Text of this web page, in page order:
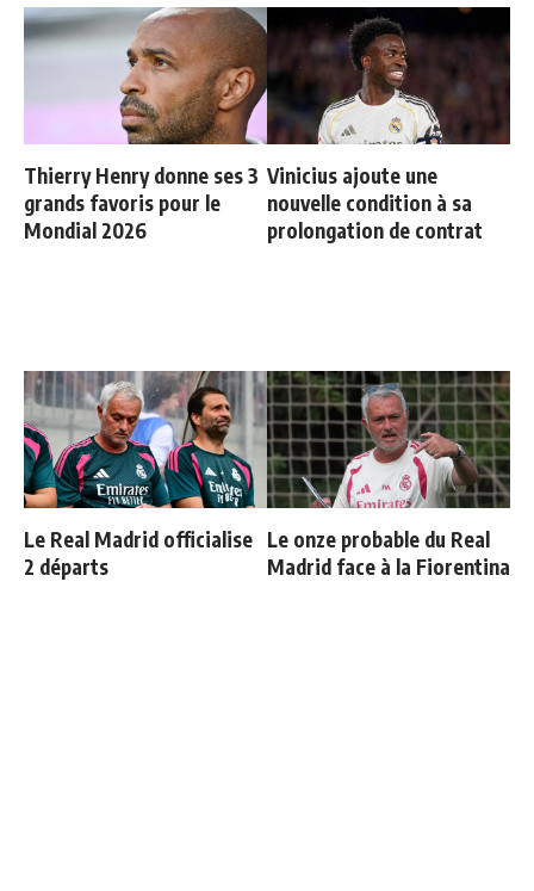
Thierry Henry donne ses 3
grands favoris pour le
Mondial 2026
Vinicius ajoute une
nouvelle condition à sa
prolongation de contrat
Le Real Madrid officialise
2 départs
Le onze probable du Real
Madrid face à la Fiorentina